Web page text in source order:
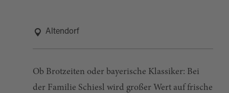
Altendorf
Ob Brotzeiten oder bayerische Klassiker: Bei
der Familie Schiesl wird großer Wert auf frische